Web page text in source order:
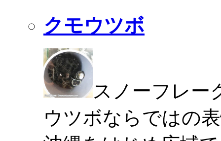
クモウツボ
スノーフレー
ウツボならではの